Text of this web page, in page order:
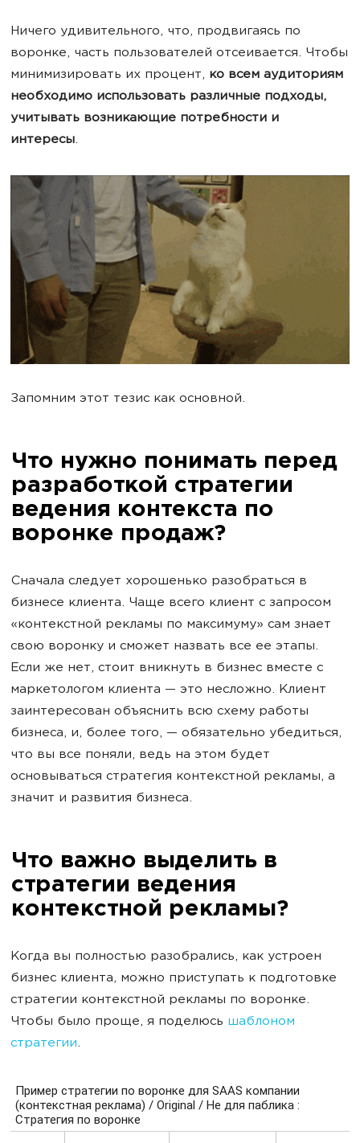
Ничего удивительного, что, продвигаясь по
воронке, часть пользователей отсеивается. Чтобы
минимизировать их процент, ко всем аудиториям
необходимо использовать различные подходы,
учитывать возникающие потребности и
интересы.
Запомним этот тезис как основной.
Что нужно понимать перед
разработкой стратегии
ведения контекста по
воронке продаж?
Сначала следует хорошенько разобраться в
бизнесе клиента. Чаще всего клиент с запросом
«контекстной рекламы по максимуму» сам знает
свою воронку и сможет назвать все ее этапы.
Если же нет, стоит вникнуть в бизнес вместе с
маркетологом клиента — это несложно. Клиент
заинтересован объяснить всю схему работы
бизнеса, и, более того, — обязательно убедиться,
что вы все поняли, ведь на этом будет
основываться стратегия контекстной рекламы, а
значит и развития бизнеса.
Что важно выделить в
стратегии ведения
контекстной рекламы?
Когда вы полностью разобрались, как устроен
бизнес клиента, можно приступать к подготовке
стратегии контекстной рекламы по воронке.
Чтобы было проще, я поделюсь шаблоном
стратегии.